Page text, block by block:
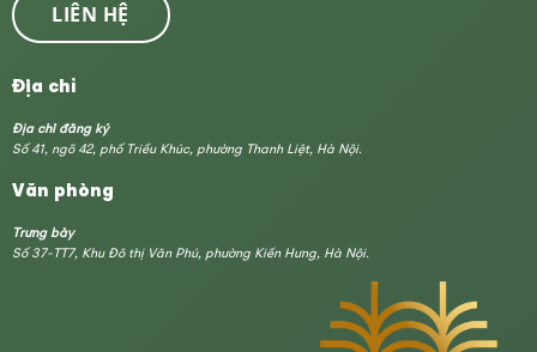
LIÊN HỆ
Địa chỉ
Địa chỉ đăng ký
Số 41, ngõ 42, phố Triều Khúc, phường Thanh Liệt, Hà Nội.
Văn phòng
Trưng bày
Số 37-TT7, Khu Đô thị Văn Phú, phường Kiến Hưng, Hà Nội.